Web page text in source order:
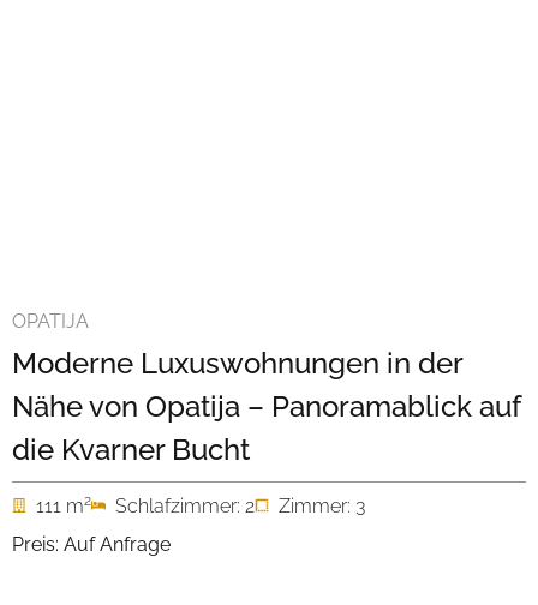
OPATIJA
Moderne Luxuswohnungen in der
Nähe von Opatija – Panoramablick auf
die Kvarner Bucht
111 m2 Schlafzimmer: 2
Zimmer: 3
Preis: Auf Anfrage